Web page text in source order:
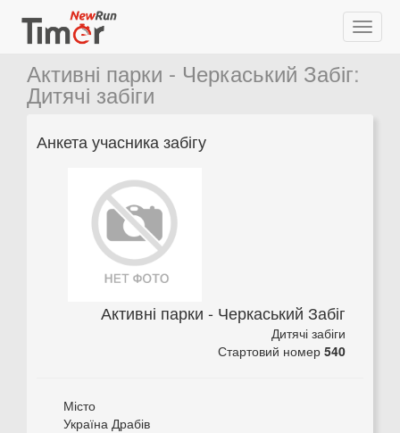
Активні парки - Черкаський Забіг:
Дитячі забіги
Анкета учасника забігу
Активні парки - Черкаський Забіг
Дитячі забіги
Стартовий номер 540
Місто
Україна Драбів